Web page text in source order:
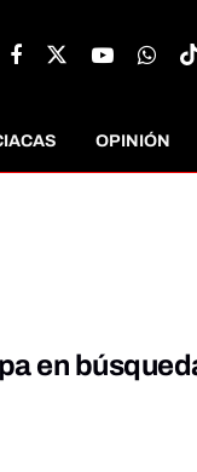
OPINIÓN
en